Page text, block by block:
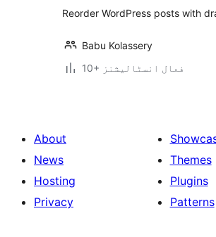
Reorder WordPress posts with
Babu Kolassery
10+ فعال انسٹالیشنز
About
News
Hosting
Privacy
Themes
Plugins
Patterns